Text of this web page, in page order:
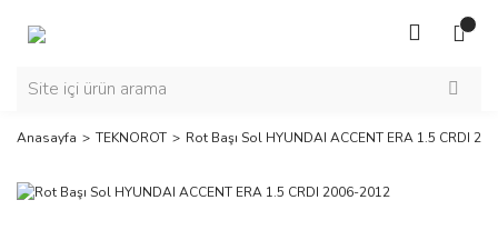
Anasayfa TEKNOROT Rot Başı Sol HYUNDAI ACCENT ERA 1.5 CRDI